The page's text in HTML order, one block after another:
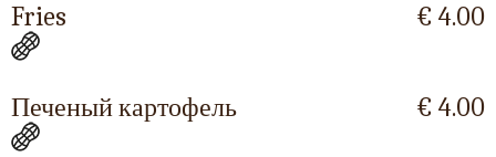
Fries € 4.00
Печеный картофель € 4.00